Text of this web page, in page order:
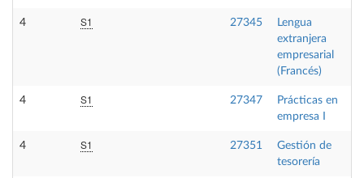
4 S1 27345
Lengua
extranjera
empresarial
(Francés)
4 S1 27347
Prácticas en
empresa I
4 S1 27351
Gestión de
tesorería